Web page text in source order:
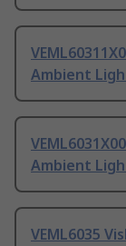
Ambient
Ambient
VEML6035